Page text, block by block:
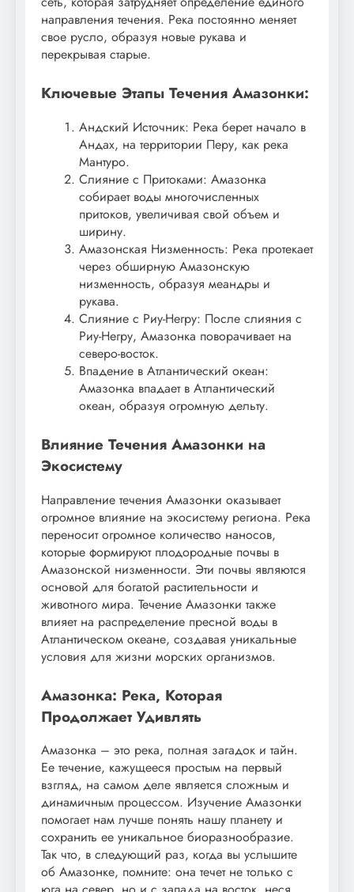
направления течения. Река постоянно меняет
свое русло, образуя новые рукава и
перекрывая старые.
Ключевые Этапы Течения Амазонки:
Андский Источник: Река берет начало в
Андах, на территории Перу, как река
Мантуро.
Слияние с Притоками: Амазонка
собирает воды многочисленных
притоков, увеличивая свой объем и
ширину.
Амазонская Низменность: Река протекает
через обширную Амазонскую
низменность, образуя меандры и
рукава.
Слияние с Риу-Негру: После слияния с
Риу-Негру, Амазонка поворачивает на
северо-восток.
Впадение в Атлантический океан:
Амазонка впадает в Атлантический
океан, образуя огромную дельту.
Влияние Течения Амазонки на
Экосистему
Направление течения Амазонки оказывает
огромное влияние на экосистему региона. Река
переносит огромное количество наносов,
которые формируют плодородные почвы в
Амазонской низменности. Эти почвы являются
основой для богатой растительности и
животного мира. Течение Амазонки также
влияет на распределение пресной воды в
Атлантическом океане, создавая уникальные
условия для жизни морских организмов.
Амазонка: Река, Которая
Продолжает Удивлять
Амазонка – это река, полная загадок и тайн.
Ее течение, кажущееся простым на первый
взгляд, на самом деле является сложным и
динамичным процессом. Изучение Амазонки
помогает нам лучше понять нашу планету и
сохранить ее уникальное биоразнообразие.
Так что, в следующий раз, когда вы услышите
об Амазонке, помните: она течет не только с